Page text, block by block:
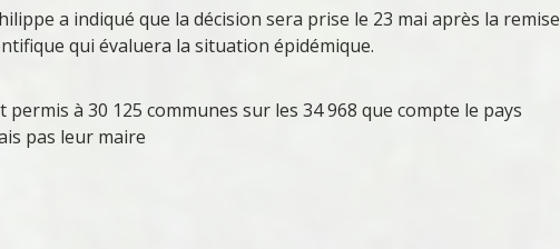
a indiqué que la décision sera prise le 23 mai après la remise
qui évaluera la situation épidémique.
à 30 125 communes sur les 34 968 que compte le pays
pas leur maire